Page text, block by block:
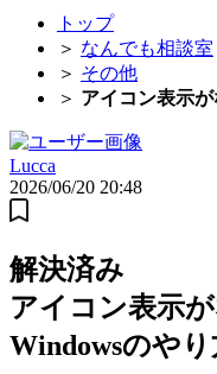
トップ
＞ なんでも相談室
＞ その他
＞ アイコン表示
Lucca
2026/06/20 20:48
解決済み
アイコン表示
Windowsのやり